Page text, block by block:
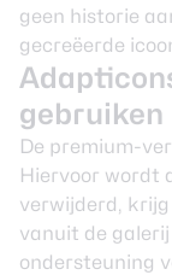
geen historie
gecreëerde
gebruiken
De premium-
Hiervoor wordt
verwijderd,
vanuit de
ondersteuning